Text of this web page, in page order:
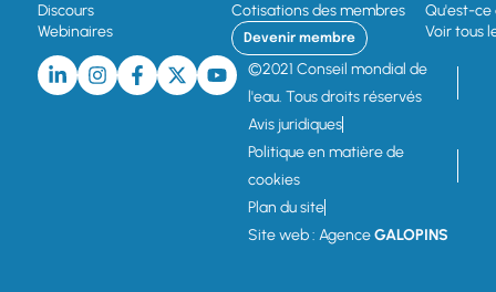
Discours
Webinaires
Cotisations des membres
Devenir membre
Qu'est-ce
Voir tous
©2021 Conseil mondial de
l'eau. Tous droits réservés
Avis juridiques
Politique en matière de
cookies
Plan du site
Site web : AgenceGALOPINS